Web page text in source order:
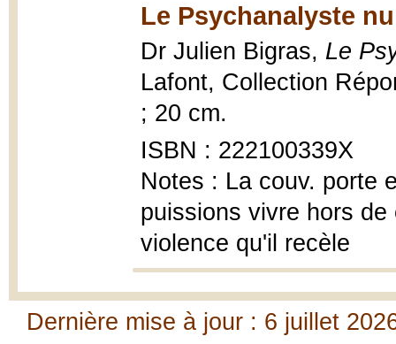
Le Psychanalyste
Dr Julien Bigras, Le
Lafont, Collection
; 20 cm.
ISBN : 222100339X
Notes : La couv. porte
puissions vivre hors
violence qu'il recèle
Dernière mise à jour : 6 juillet